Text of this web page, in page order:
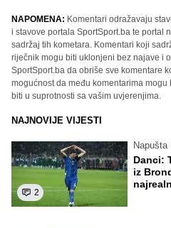
NAPOMENA: Komentari odražavaju
i stavove portala SportSport.ba te portal
sadržaj tih kometara. Komentari koji
riječnik mogu biti uklonjeni bez najave i
SportSport.ba da obriše sve komentare
mogućnost da među komentarima
biti u suprotnosti sa vašim uvjerenjima.
NAJNOVIJE VIJESTI
2
Napušta
Danci:
iz